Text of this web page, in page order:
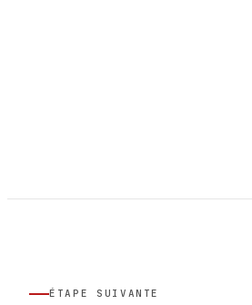
ÉTAPE SUIVANTE